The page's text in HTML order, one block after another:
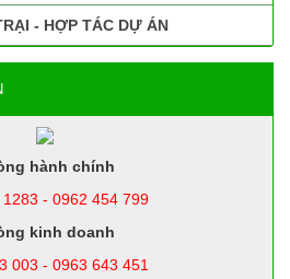
- HỢP TÁC DỰ ÁN
hành chính
- 0962 454 799
kinh doanh
003 - 0963 643 451